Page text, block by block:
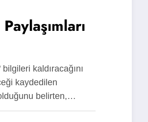
kaldıracağını
kaydedilen
belirten,…